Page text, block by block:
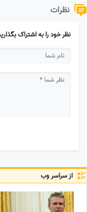
نظرات
نظر خود را به اشتراک
از سراسر وب